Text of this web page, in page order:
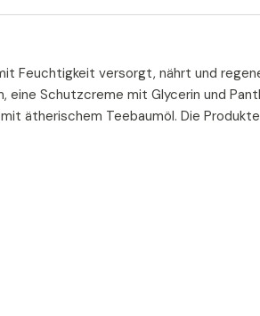
Feuchtigkeit versorgt, nährt und
Schutzcreme mit Glycerin und
ätherischem Teebaumöl. Die